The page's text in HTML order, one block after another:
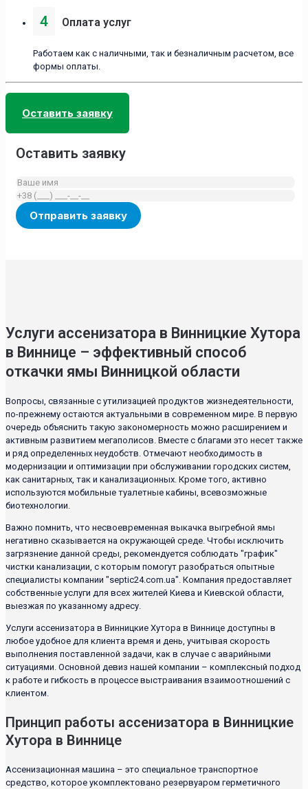
4 Оплата услуг
Работаем как с наличными, так и безналичным расчетом, все
формы оплаты.
Оставить заявку
Оставить заявку
Услуги ассенизатора в Винницкие Хутора
в Виннице – эффективный способ
откачки ямы Винницкой области
Вопросы, связанные с утилизацией продуктов жизнедеятельности,
по-прежнему остаются актуальными в современном мире. В первую
очередь объяснить такую закономерность можно расширением и
активным развитием мегаполисов. Вместе с благами это несет также
и ряд определенных неудобств. Отмечают необходимость в
модернизации и оптимизации при обслуживании городских систем,
как санитарных, так и канализационных. Кроме того, активно
используются мобильные туалетные кабины, всевозможные
биотехнологии.
Важно помнить, что несвоевременная выкачка выгребной ямы
негативно сказывается на окружающей среде. Чтобы исключить
загрязнение данной среды, рекомендуется соблюдать "график"
чистки канализации, с которым помогут разобраться опытные
специалисты компании "septic24.com.ua". Компания предоставляет
собственные услуги для всех жителей Киева и Киевской области,
выезжая по указанному адресу.
Услуги ассенизатора в Винницкие Хутора в Виннице доступны в
любое удобное для клиента время и день, учитывая скорость
выполнения поставленной задачи, как в случае с аварийными
ситуациями. Основной девиз нашей компании – комплексный подход
к работе и гибкость в процессе выстраивания взаимоотношений с
клиентом.
Принцип работы ассенизатора в Винницкие
Хутора в Виннице
Ассенизационная машина – это специальное транспортное
средство, которое укомплектовано резервуаром герметичного